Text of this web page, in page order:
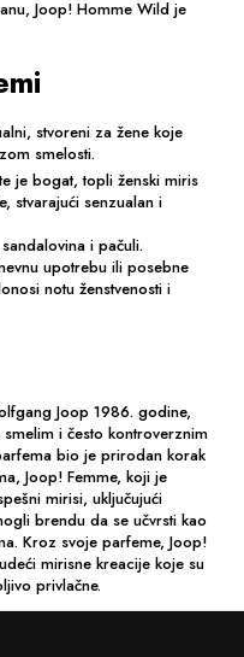
Joop! Homme Wild je
stvoreni za žene koje
smelosti.
je bogat, topli ženski miris
stvarajući senzualan i
i pačuli.
upotrebu ili posebne
notu ženstvenosti i
Joop 1986. godine,
i često kontroverznim
bio je prirodan korak
Joop! Femme, koji je
mirisi, uključujući
brendu da se učvrsti kao
Kroz svoje parfeme, Joop!
mirisne kreacije koje su
privlačne.